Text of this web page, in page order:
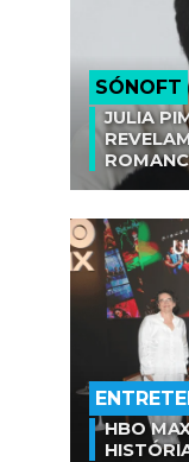
SÓNOFT
JULIA
HBO